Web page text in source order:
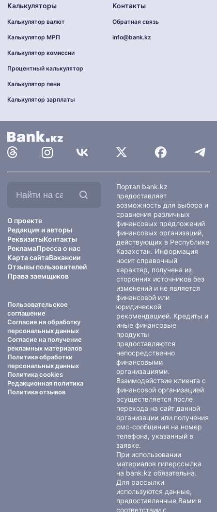
Калькуляторы
Калькулятор валют
Калькулятор МРП
Калькулятор комиссии
Процентный калькулятор
Калькулятор пени
Калькулятор зарплаты
Контакты
Обратная связь
info@bank.kz
О проекте
Редакция и авторы
РеквизитыКонтакты
РекламаПресса о нас
Карта сайтаВакансии
Отзывы пользователей
Права заемщиков
Пользовательское
соглашение
Согласие на обработку
персональных данных
Согласие на получение
рекламных материалов
Политика обработки
персональных данных
Политика cookies
Редакционная политика
Политика отзывов
Портал bank.kz
предоставляет
возможность для выбора и
сравнения различных
финансовых предложений
финансовых организаций,
действующих в Республике
Казахстан. Информация
носит справочный
характер, получена из
сторонних источников без
изменений и не является
финансовой или
юридической
рекомендацией. Кредиты и
иные финансовые
продукты
предоставляются
непосредственно
финансовыми
организациями.
Взаимодействие клиента с
финансовой организацией
осуществляется после
перехода на сайт данной
организации или получения
смс-сообщения на номер
телефона, указанный в
заявке.
При использовании
материалов гиперссылка
на bank.kz обязательна.
Для рассылки
используются данные,
предоставленные Вами в
соответствии с